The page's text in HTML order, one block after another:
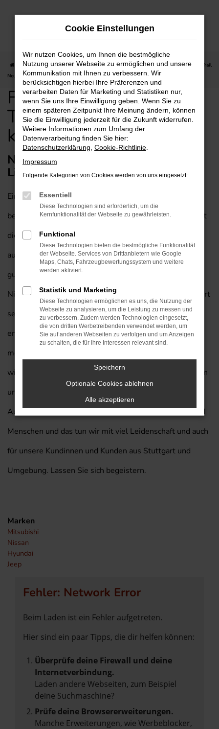
Zum
Startseite Stuttgart Nissan Nissan X-Trail
Für Stuttgart: Nissan X-Trail
Neuwagen günstig kaufen mit Lieferservice
Für Stuttgart: Nissan X-
Trail Neuwagen günstig
kaufen mit Lieferservice
Nissan X-Trail Neuwagen mit
Lieferservice nach Stuttgart
Einen Nissan X-Trail Neuwagen brauchen wir Ihnen
bestimmt nicht mehr schmackhaft zu machen. Man kennt
dieses Fahrzeug aus dem Straßenbild von Stuttgart und
auch die aktuelle Generation macht hier eine rundum
gute Figur. Wundern wird Sie dabei, wie günstig ein
Nissan X-Trail Neuwagen mit Lieferservice nach Stuttgart
sein kann. Wenn Sie sich für das Autohaus am Prinzert
entscheiden, heben Sie Ihre Mobilität in Stuttgart
möglicherweise auf ein komplett neues Level. Möglich
wird dies, indem Sie sich von uns beraten lassen und von
unserer Erfahrung von mehr als 85 Jahren in der
Automobilbranche profitieren. Wir verbinden Autos und
Menschen und das tun wir mit viel Leidenschaft und auch
für unsere Kundinnen und Kunden aus Stuttgart und
Umgebung. Lassen Sie sich begeistern.
Marken
Mitsubishi
Nissan
Hyundai
Jeep
Fehler: Network Error
Beim Laden ist ein Fehler aufgetreten.
Hier sind ein paar Tipps, die dir helfen können:
Überprüfe deine Firewall und deine
Internetverbindung.
Laden andere Webseiten, zum Beispiel
deine Suchmaschine?
Prüfe deine Browsererweiterungen.
Manche Erweiterungen, wie Werbeblocker,
Cookie Einstellungen
Wir nutzen Cookies, um Ihnen die bestmögliche
Nutzung unserer Webseite zu ermöglichen und unsere
Kommunikation mit Ihnen zu verbessern. Wir
berücksichtigen hierbei Ihre Präferenzen und
verarbeiten Daten für Marketing und Statistiken nur,
wenn Sie uns Ihre Einwilligung geben. Wenn Sie zu
einem späteren Zeitpunkt Ihre Meinung ändern, können
Sie die Einwilligung jederzeit für die Zukunft widerrufen.
Weitere Informationen zum Umfang der
Datenverarbeitung finden Sie hier:
Datenschutzerklärung Cookie-Richtlinie
Impressum
Folgende Kategorien von Cookies werden von uns eingesetzt:
Essentiell
Diese Technologien sind erforderlich, um die
Kernfunktionalität der Webseite zu gewährleisten.
Funktional
Diese Technologien bieten die bestmögliche Funktionalität
der Webseite. Services von Drittanbietern wie Google
Maps, Chats, Fahrzeugbewertungssystem und weitere
werden aktiviert.
Statistik und Marketing
Diese Technologien ermöglichen es uns, die Nutzung der
Webseite zu analysieren, um die Leistung zu messen und
zu verbessern. Zudem werden Technologien eingesetzt,
die von dritten Werbetreibenden verwendet werden, um
Sie auf anderen Webseiten zu verfolgen und um Anzeigen
zu schalten, die für Ihre Interessen relevant sind.
Speichern
Optionale Cookies ablehnen
Alle akzeptieren